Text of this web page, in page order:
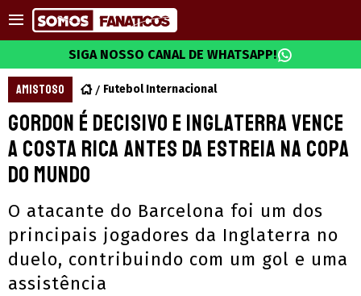
SIGA NOSSO CANAL DE WHATSAPP!
AMISTOSO Futebol Internacional
Gordon é decisivo e Inglaterra vence
a Costa Rica antes da estreia na Copa
do Mundo
O atacante do Barcelona foi um dos
principais jogadores da Inglaterra no
duelo, contribuindo com um gol e uma
assistência